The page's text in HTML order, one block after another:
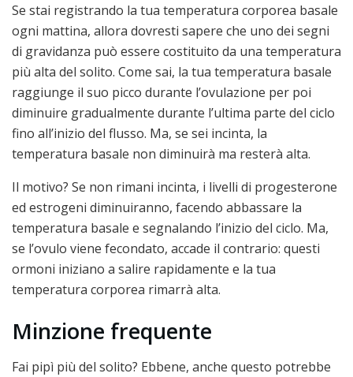
Se stai registrando la tua temperatura corporea basale
ogni mattina, allora dovresti sapere che uno dei segni
di gravidanza può essere costituito da una temperatura
più alta del solito. Come sai, la tua temperatura basale
raggiunge il suo picco durante l’ovulazione per poi
diminuire gradualmente durante l’ultima parte del ciclo
fino all’inizio del flusso. Ma, se sei incinta, la
temperatura basale non diminuirà ma resterà alta.
Il motivo? Se non rimani incinta, i livelli di progesterone
ed estrogeni diminuiranno, facendo abbassare la
temperatura basale e segnalando l’inizio del ciclo. Ma,
se l’ovulo viene fecondato, accade il contrario: questi
ormoni iniziano a salire rapidamente e la tua
temperatura corporea rimarrà alta.
Minzione frequente
Fai pipì più del solito? Ebbene, anche questo potrebbe